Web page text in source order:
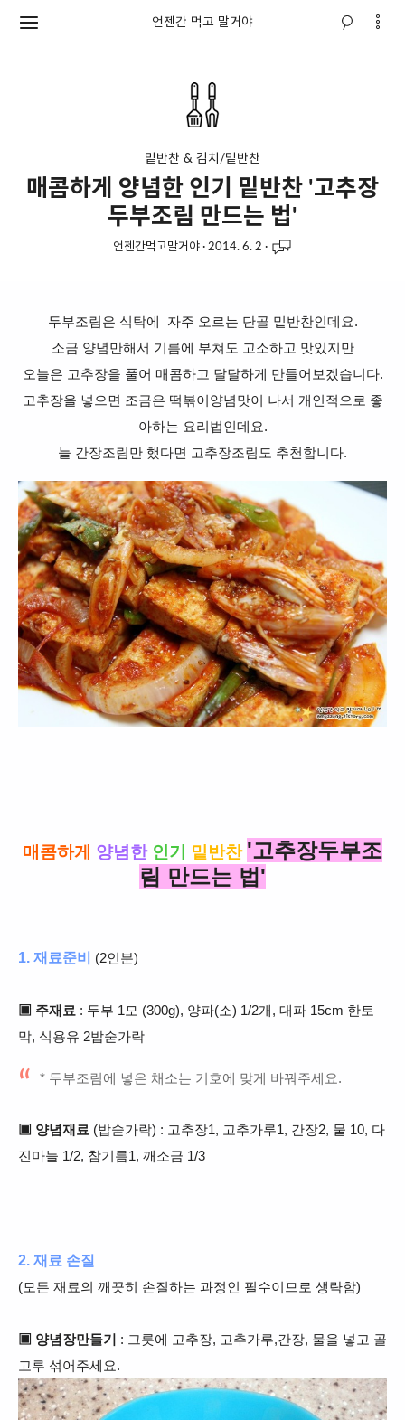
언젠간 먹고 말거야
밑반찬 & 김치/밑반찬
매콤하게 양념한 인기 밑반찬 '고추장
두부조림 만드는 법'
언젠간먹고말거야· 2014. 6. 2 ·
두부조림은 식탁에 자주 오르는 단골 밑반찬인데요.
소금 양념만해서 기름에 부쳐도 고소하고 맛있지만
오늘은 고추장을 풀어 매콤하고 달달하게 만들어보겠습니다.
고추장을 넣으면 조금은 떡볶이양념맛이 나서 개인적으로 좋
아하는 요리법인데요.
늘 간장조림만 했다면 고추장조림도 추천합니다.
매콤하게 양념한 인기 밑반찬 '고추장두부조
림 만드는 법'
1. 재료준비 (2인분)
▣ 주재료 : 두부 1모 (300g), 양파(소) 1/2개, 대파 15cm 한토
막, 식용유 2밥숟가락
* 두부조림에 넣은 채소는 기호에 맞게 바꿔주세요.
▣ 양념재료 (밥숟가락) : 고추장1, 고추가루1, 간장2, 물 10, 다
진마늘 1/2, 참기름1, 깨소금 1/3
2. 재료 손질
(모든 재료의 깨끗히 손질하는 과정인 필수이므로 생략함)
▣ 양념장만들기 : 그릇에 고추장, 고추가루,간장, 물을 넣고 골
고루 섞어주세요.